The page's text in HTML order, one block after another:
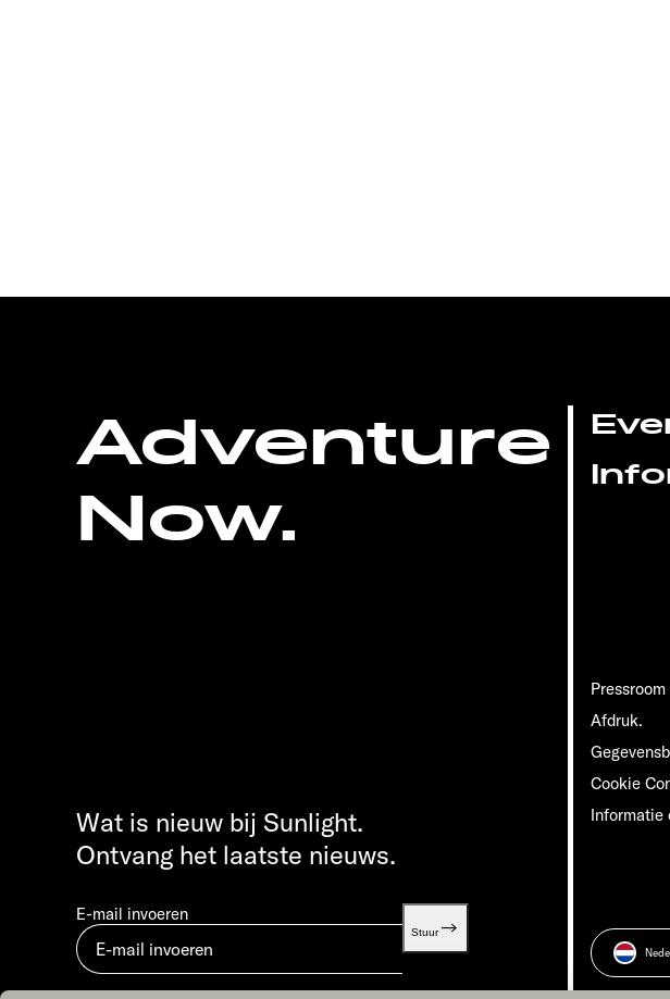
Adventure
Now.
Pressroom
Afdruk.
Cookie
Informatie
Wat is nieuw bij Sunlight.
Ontvang het laatste nieuws.
E-mail invoeren
Stuur